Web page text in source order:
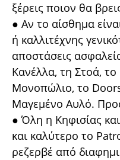
ξέρεις ποιον θα
● Αν το αίσθημα
ή καλλιτέχνης
αποστάσεις
Κανέλλα, τη Στοά,
Μονοπώλιο, το
Μαγεμένο Αυλό.
● Όλη η Κηφισίας
και καλύτερο το
ρεζερβέ από